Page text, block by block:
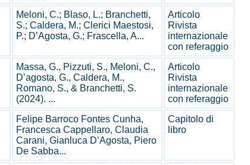
Meloni, C.; Blaso, L.; Branchetti,
S.; Caldera, M.; Clerici Maestosi,
P.; D’Agosta, G.; Frascella, A...
Articolo
Rivista
internazionale
con referaggio
Massa, G., Pizzuti, S., Meloni, C.,
D’agosta, G., Caldera, M.,
Romano, S., & Branchetti, S.
(2024). ...
Articolo
Rivista
internazionale
con referaggio
Felipe Barroco Fontes Cunha,
Francesca Cappellaro, Claudia
Carani, Gianluca D’Agosta, Piero
De Sabba...
Capitolo di
libro